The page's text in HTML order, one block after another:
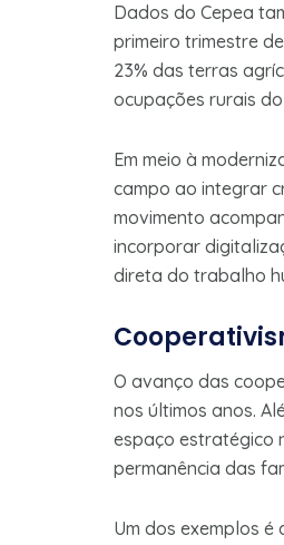
Dados do Cepea
primeiro trimestre
23% das terras
ocupações rurais
Em meio à
campo ao integrar
movimento
incorporar
direta do trabalho
O avanço das
nos últimos anos.
espaço estratégico
permanência das
Um dos exemplos